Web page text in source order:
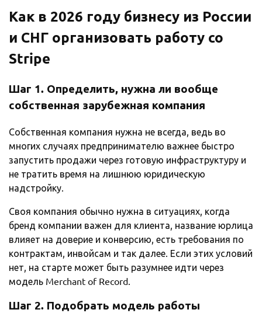
Как в 2026 году бизнесу из России
и СНГ организовать работу со
Stripe
Шаг 1. Определить, нужна ли вообще
собственная зарубежная компания
Собственная компания нужна не всегда, ведь во
многих случаях предпринимателю важнее быстро
запустить продажи через готовую инфраструктуру и
не тратить время на лишнюю юридическую
надстройку.
Своя компания обычно нужна в ситуациях, когда
бренд компании важен для клиента, название юрлица
влияет на доверие и конверсию, есть требования по
контрактам, инвойсам и так далее. Если этих условий
нет, на старте может быть разумнее идти через
модель Merchant of Record.
Шаг 2. Подобрать модель работы